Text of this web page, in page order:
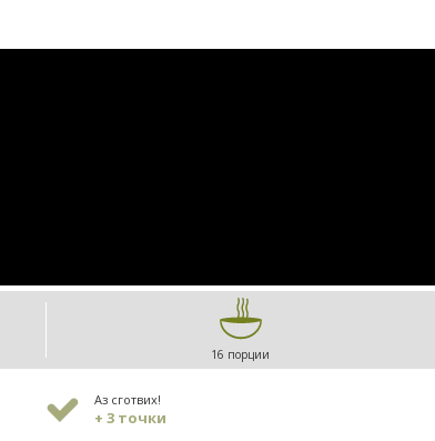
16 порции
Аз сготвих!
+ 3 точки